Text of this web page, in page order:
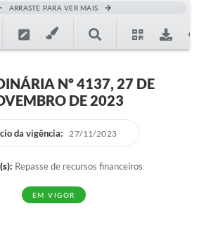
ARRASTE PARA VER MAIS
Nº 4137, 27 DE
DE 2023
da vigência: 27/11/2023
Repasse de recursos financeiros
EM VIGOR